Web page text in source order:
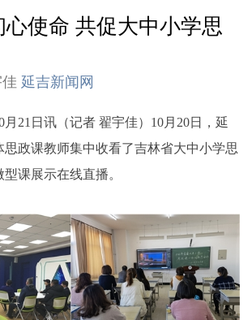
使命 共促大中小学思
延吉新闻网
日讯（记者 翟宇佳）10月20日，延
思政课教师集中收看了吉林省大中小学思
课展示在线直播。